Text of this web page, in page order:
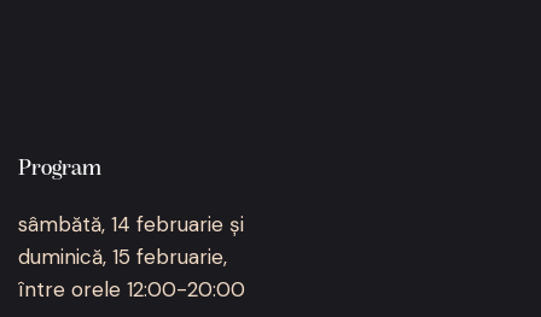
Program
sâmbătă, 14 februarie și
duminică, 15 februarie,
între orele 12:00-20:00